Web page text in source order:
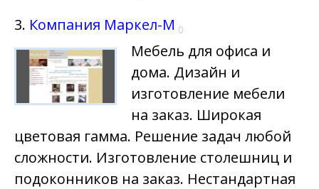
3. Компания Маркел-М 0
Мебель для офиса и
дома. Дизайн и
изготовление мебели
на заказ. Широкая
цветовая гамма. Решение задач любой
сложности. Изготовление столешниц и
подоконников на заказ. Нестандартная